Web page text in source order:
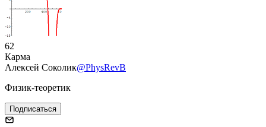
62
Карма
Алексей Соколик@PhysRevB
Физик-теоретик
Подписаться